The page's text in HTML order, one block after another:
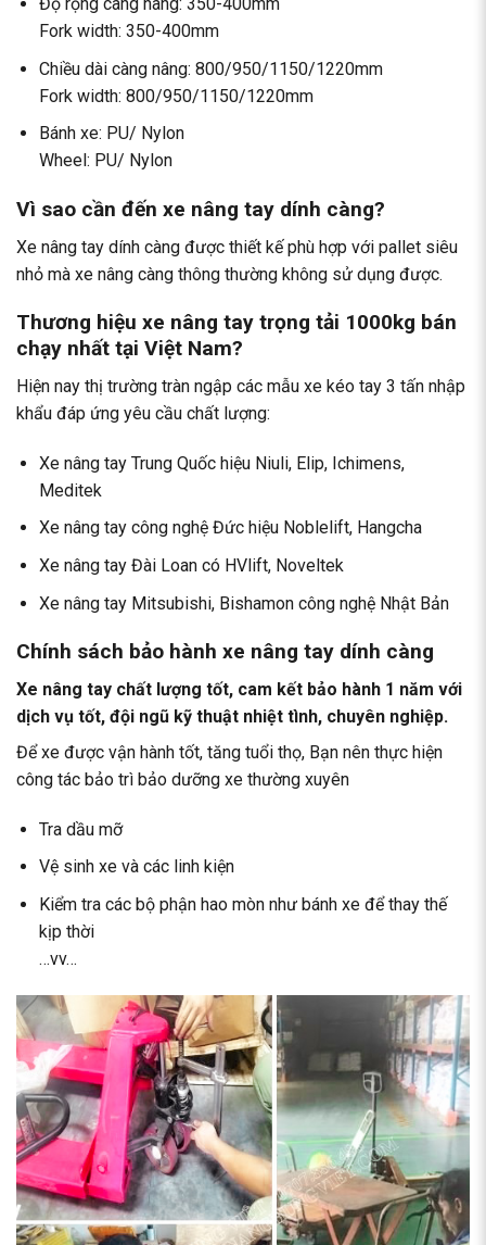
Fork width: 350-400mm
Chiều dài càng nâng: 800/950/1150/1220mm
Fork width: 800/950/1150/1220mm
Bánh xe: PU/ Nylon
Wheel: PU/ Nylon
Vì sao cần đến xe nâng tay dính càng?
Xe nâng tay dính càng được thiết kế phù hợp với pallet siêu
nhỏ mà xe nâng càng thông thường không sử dụng được.
Thương hiệu xe nâng tay trọng tải 1000kg bán
chạy nhất tại Việt Nam?
Hiện nay thị trường tràn ngập các mẫu xe kéo tay 3 tấn nhập
khẩu đáp ứng yêu cầu chất lượng:
Xe nâng tay Trung Quốc hiệu Niuli, Elip, Ichimens,
Meditek
Xe nâng tay công nghệ Đức hiệu Noblelift, Hangcha
Xe nâng tay Đài Loan có HVlift, Noveltek
Xe nâng tay Mitsubishi, Bishamon công nghệ Nhật Bản
Chính sách bảo hành xe nâng tay dính càng
Xe nâng tay chất lượng tốt, cam kết bảo hành 1 năm với
dịch vụ tốt, đội ngũ kỹ thuật nhiệt tình, chuyên nghiệp.
Để xe được vận hành tốt, tăng tuổi thọ, Bạn nên thực hiện
công tác bảo trì bảo dưỡng xe thường xuyên
Tra dầu mỡ
Vệ sinh xe và các linh kiện
Kiểm tra các bộ phận hao mòn như bánh xe để thay thế
kịp thời
…vv…